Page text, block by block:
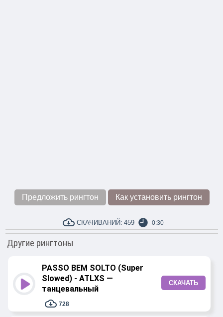
Предложить рингтон Как установить рингтон
СКАЧИВАНИЙ: 459 0:30
Другие рингтоны
PASSO BEM SOLTO (Super
Slowed) - ATLXS —
танцевальный
728
СКАЧАТЬ